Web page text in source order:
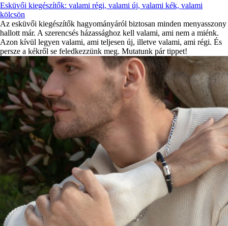
Esküvői kiegészítők: valami régi, valami új, valami kék, valami
kölcsön
Az esküvői kiegészítők hagyományáról biztosan minden menyasszony
hallott már. A szerencsés házassághoz kell valami, ami nem a miénk.
Azon kívül legyen valami, ami teljesen új, illetve valami, ami régi. És
persze a kékről se feledkezzünk meg. Mutatunk pár tippet!